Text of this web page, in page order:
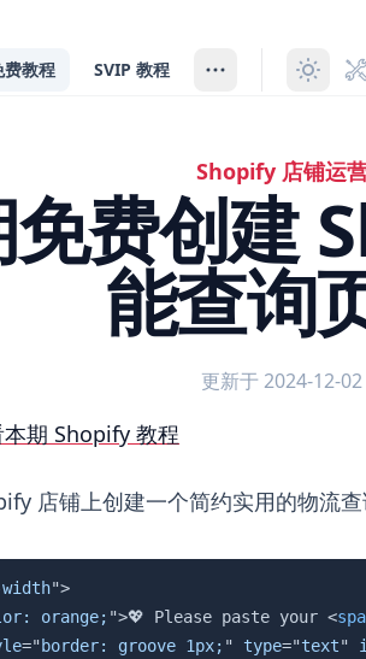
费教程 SVIP 教程
Shopify 店铺运
费创建
能查询
更新于 2024-12-02
物流智能查询页面
期 Shopify 教程
店铺上创建一个简约实用的物流查
width">
orange; ">💖 Please paste your <
=" border: groove 1px; " type="text"